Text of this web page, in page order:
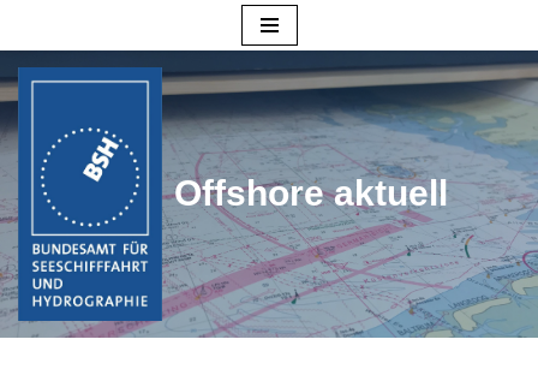
Inhalt
Offshore aktuell